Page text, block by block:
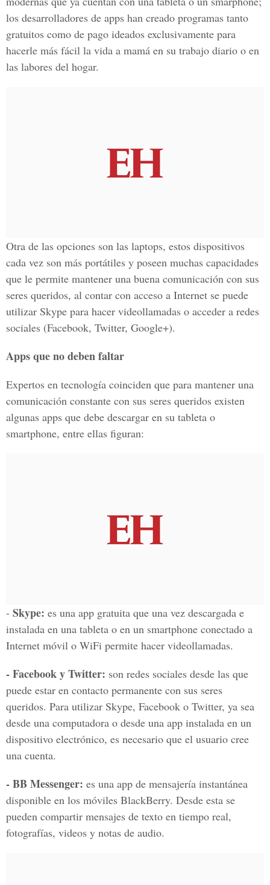
los desarrolladores de apps han creado programas tanto
gratuitos como de pago ideados exclusivamente para
hacerle más fácil la vida a mamá en su trabajo diario o en
las labores del hogar.
Otra de las opciones son las laptops, estos dispositivos
cada vez son más portátiles y poseen muchas capacidades
que le permite mantener una buena comunicación con sus
seres queridos, al contar con acceso a Internet se puede
utilizar Skype para hacer videollamadas o acceder a redes
sociales (Facebook, Twitter, Google+).
Apps que no deben faltar
Expertos en tecnología coinciden que para mantener una
comunicación constante con sus seres queridos existen
algunas apps que debe descargar en su tableta o
smartphone, entre ellas figuran:
- Skype: es una app gratuita que una vez descargada e
instalada en una tableta o en un smartphone conectado a
Internet móvil o WiFi permite hacer videollamadas.
- Facebook y Twitter: son redes sociales desde las que
puede estar en contacto permanente con sus seres
queridos. Para utilizar Skype, Facebook o Twitter, ya sea
desde una computadora o desde una app instalada en un
dispositivo electrónico, es necesario que el usuario cree
una cuenta.
- BB Messenger: es una app de mensajería instantánea
disponible en los móviles BlackBerry. Desde esta se
pueden compartir mensajes de texto en tiempo real,
fotografías, videos y notas de audio.